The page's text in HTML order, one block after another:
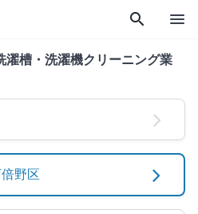
search menu
濯槽・洗濯機クリーニング業
野区